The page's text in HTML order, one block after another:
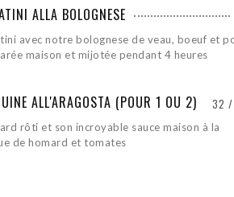
ALLA BOLOGNESE
avec notre bolognese de veau, boeuf et
maison et mijotée pendant 4 heures
ALL'ARAGOSTA (POUR 1 OU 2) 32
rôti et son incroyable sauce maison à la
de homard et tomates